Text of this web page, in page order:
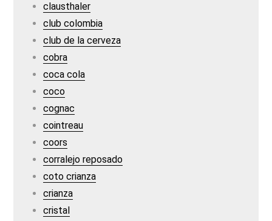
clausthaler
club colombia
club de la cerveza
cobra
coca cola
coco
cognac
cointreau
coors
corralejo reposado
coto crianza
crianza
cristal